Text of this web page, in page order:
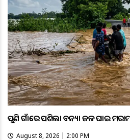
ପୁଣି ଗାଁରେ ପଶିଲା ବନ୍ୟା ଜଳ ଘାଇ
August 8, 2026 | 2:00 PM